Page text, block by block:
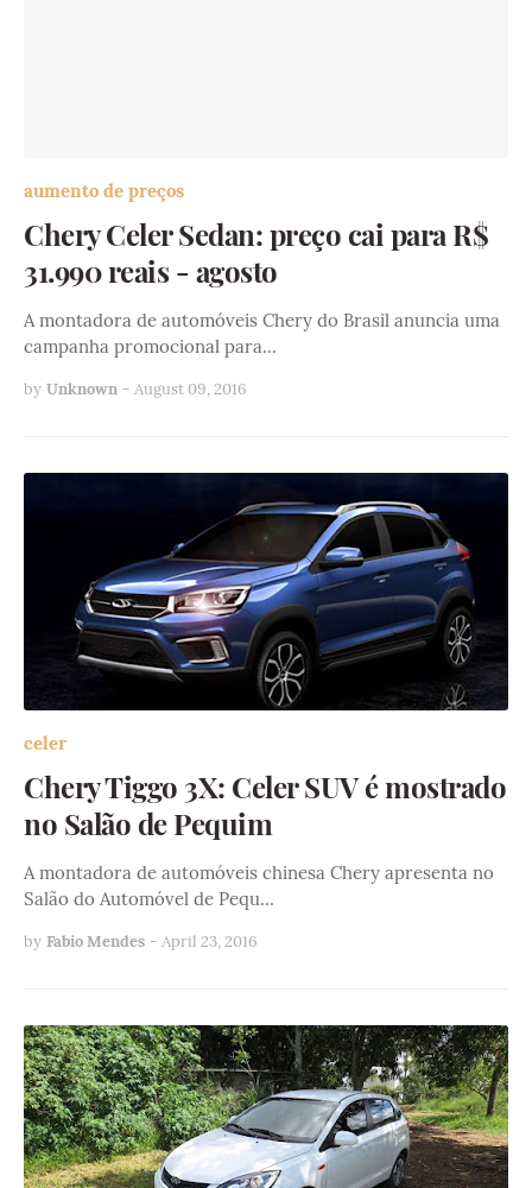
aumento de preços
Chery Celer Sedan: preço cai para R$
31.990 reais - agosto
A montadora de automóveis Chery do Brasil anuncia uma
campanha promocional para…
by Unknown - August 09, 2016
celer
Chery Tiggo 3X: Celer SUV é mostrado
no Salão de Pequim
A montadora de automóveis chinesa Chery apresenta no
Salão do Automóvel de Pequ…
by Fabio Mendes - April 23, 2016